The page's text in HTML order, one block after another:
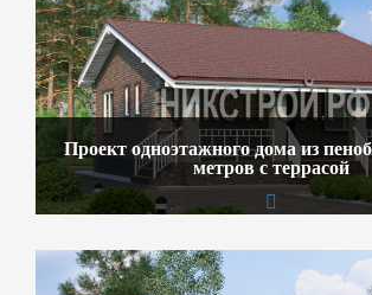
Проект одноэтажного дома из
метров с террасой